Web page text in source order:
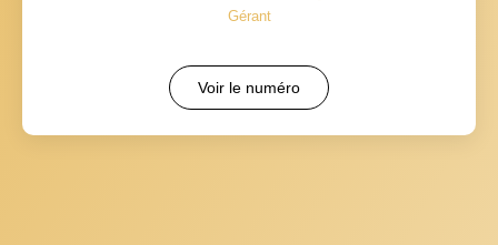
Gérant
Voir le numéro